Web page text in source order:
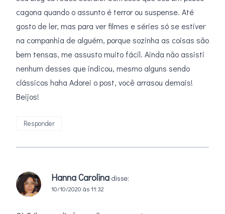
cagona quando o assunto é terror ou suspense. Até
gosto de ler, mas para ver filmes e séries só se estiver
na companhia de alguém, porque sozinha as coisas são
bem tensas, me assusto muito fácil. Ainda não assisti
nenhum desses que indicou, mesmo alguns sendo
clássicos haha Adorei o post, você arrasou demais!
Beijos!
Responder
Hanna Carolina disse:
10/10/2020 às 11:32